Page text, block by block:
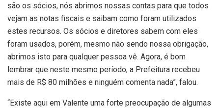
são os sócios, nós abrimos nossas contas para que todos
vejam as notas fiscais e saibam como foram utilizados
estes recursos. Os sócios e diretores sabem com eles
foram usados, porém, mesmo não sendo nossa obrigação,
abrimos isto para qualquer pessoa vê. Agora, é bom
lembrar que neste mesmo período, a Prefeitura recebeu
mais de R$ 80 milhões e ninguém comenta nada”, falou.
“Existe aqui em Valente uma forte preocupação de algumas